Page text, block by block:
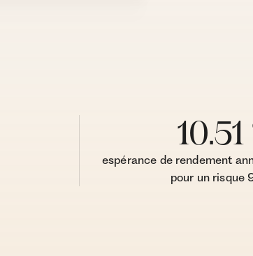
10.51
espérance de rendement
pour un risque